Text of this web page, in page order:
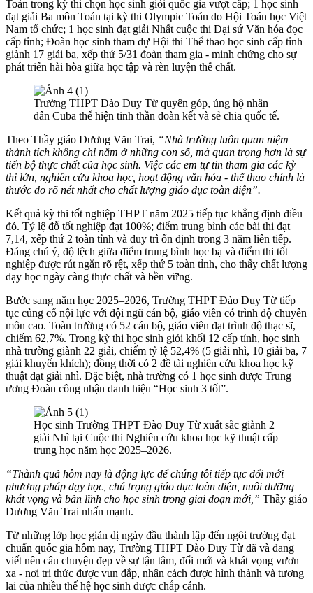
Toán trong kỳ thi chọn học sinh giỏi quốc gia vượt cấp; 1 học sinh
đạt giải Ba môn Toán tại kỳ thi Olympic Toán do Hội Toán học Việt
Nam tổ chức; 1 học sinh đạt giải Nhất cuộc thi Đại sứ Văn hóa đọc
cấp tỉnh; Đoàn học sinh tham dự Hội thi Thể thao học sinh cấp tỉnh
giành 17 giải ba, xếp thứ 5/31 đoàn tham gia - minh chứng cho sự
phát triển hài hòa giữa học tập và rèn luyện thể chất.
Trường THPT Đào Duy Từ quyên góp, ủng hộ nhân
dân Cuba thể hiện tinh thần đoàn kết và sẻ chia quốc tế.
Theo Thầy giáo Dương Văn Trai, “Nhà trường luôn quan niệm
thành tích không chỉ nằm ở những con số, mà quan trọng hơn là sự
tiến bộ thực chất của học sinh. Việc các em tự tin tham gia các kỳ
thi lớn, nghiên cứu khoa học, hoạt động văn hóa - thể thao chính là
thước đo rõ nét nhất cho chất lượng giáo dục toàn diện”.
Kết quả kỳ thi tốt nghiệp THPT năm 2025 tiếp tục khẳng định điều
đó. Tỷ lệ đỗ tốt nghiệp đạt 100%; điểm trung bình các bài thi đạt
7,14, xếp thứ 2 toàn tỉnh và duy trì ổn định trong 3 năm liên tiếp.
Đáng chú ý, độ lệch giữa điểm trung bình học bạ và điểm thi tốt
nghiệp được rút ngắn rõ rệt, xếp thứ 5 toàn tỉnh, cho thấy chất lượng
dạy học ngày càng thực chất và bền vững.
Bước sang năm học 2025–2026, Trường THPT Đào Duy Từ tiếp
tục củng cố nội lực với đội ngũ cán bộ, giáo viên có trình độ chuyên
môn cao. Toàn trường có 52 cán bộ, giáo viên đạt trình độ thạc sĩ,
chiếm 62,7%. Trong kỳ thi học sinh giỏi khối 12 cấp tỉnh, học sinh
nhà trường giành 22 giải, chiếm tỷ lệ 52,4% (5 giải nhì, 10 giải ba, 7
giải khuyến khích); đồng thời có 2 đề tài nghiên cứu khoa học kỹ
thuật đạt giải nhì. Đặc biệt, nhà trường có 1 học sinh được Trung
ương Đoàn công nhận danh hiệu “Học sinh 3 tốt”.
Học sinh Trường THPT Đào Duy Từ xuất sắc giành 2
giải Nhì tại Cuộc thi Nghiên cứu khoa học kỹ thuật cấp
trung học năm học 2025–2026.
“Thành quả hôm nay là động lực để chúng tôi tiếp tục đổi mới
phương pháp dạy học, chú trọng giáo dục toàn diện, nuôi dưỡng
khát vọng và bản lĩnh cho học sinh trong giai đoạn mới,” Thầy giáo
Dương Văn Trai nhấn mạnh.
Từ những lớp học giản dị ngày đầu thành lập đến ngôi trường đạt
chuẩn quốc gia hôm nay, Trường THPT Đào Duy Từ đã và đang
viết nên câu chuyện đẹp về sự tận tâm, đổi mới và khát vọng vươn
xa - nơi tri thức được vun đắp, nhân cách được hình thành và tương
lai của nhiều thế hệ học sinh được chắp cánh.